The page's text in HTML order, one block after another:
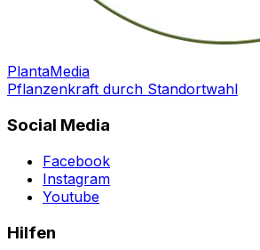
PlantaMedia
Pflanzenkraft durch Standortwahl
Social Media
Facebook
Instagram
Youtube
Hilfen